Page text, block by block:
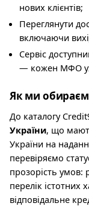
нових клієнтів;
Переглянути
включаючи
Сервіс
— кожен МФО
Як ми
До каталогу
України, що
України на
перевіряємо
прозорість умов:
перелік
відповідальне